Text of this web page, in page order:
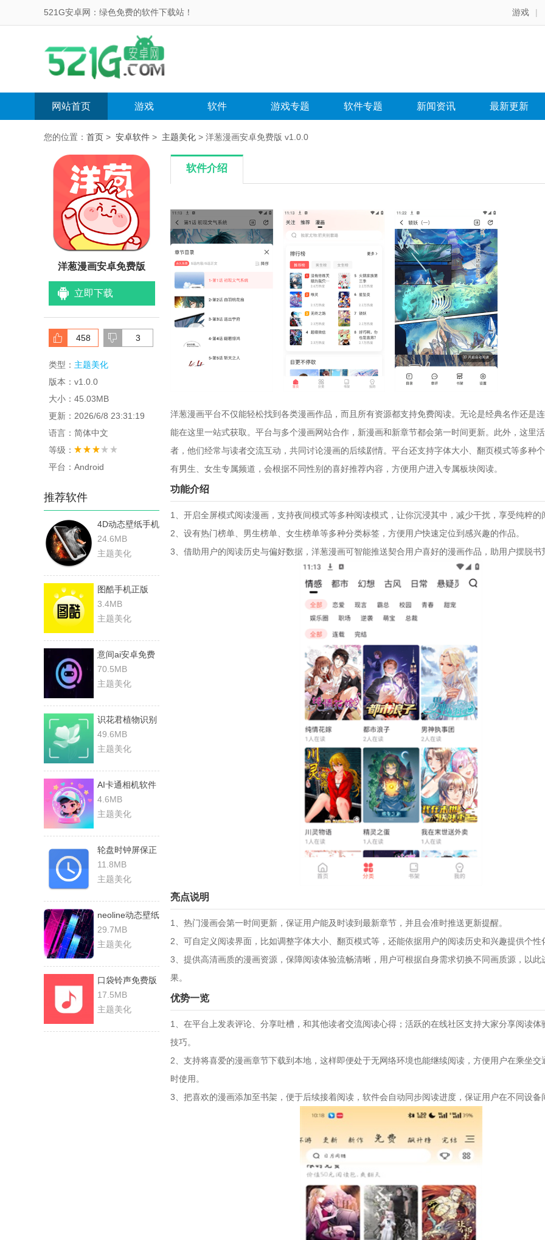
521G安卓网：绿色免费的软件下载站！ 游戏 |
网站首页 游戏 软件 游戏专题 软件专题 新闻资讯 最新更新
您的位置： 首页 > 安卓软件 > 主题美化 > 洋葱漫画安卓免费版 v1.0.0
洋葱漫画安卓免费版
立即下载
458 3
类型： 主题美化
版本：v1.0.0
大小：45.03MB
更新：2026/6/8 23:31:19
语言：简体中文
等级：
平台：Android
推荐软件
4D动态壁纸手机
版
24.6MB
主题美化
图酷手机正版
3.4MB
主题美化
意间ai安卓免费
版
70.5MB
主题美化
识花君植物识别
手机最新版
49.6MB
主题美化
AI卡通相机软件
直装版
4.6MB
主题美化
轮盘时钟屏保正
版
11.8MB
主题美化
neoline动态壁纸
手机正版
29.7MB
主题美化
口袋铃声免费版
17.5MB
主题美化
软件介绍
洋葱漫画平台不仅能轻松找到各类漫画作品，而且所有资源都支持免费阅读。无论是经典名作还是
能在这里一站式获取。平台与多个漫画网站合作，新漫画和新章节都会第一时间更新。此外，这里
者，他们经常与读者交流互动，共同讨论漫画的后续剧情。平台还支持字体大小、翻页模式等多种
有男生、女生专属频道，会根据不同性别的喜好推荐内容，方便用户进入专属板块阅读。
功能介绍
1、开启全屏模式阅读漫画，支持夜间模式等多种阅读模式，让你沉浸其中，减少干扰，享受纯粹的
2、设有热门榜单、男生榜单、女生榜单等多种分类标签，方便用户快速定位到感兴趣的作品。
3、借助用户的阅读历史与偏好数据，洋葱漫画可智能推送契合用户喜好的漫画作品，助用户摆脱书
亮点说明
1、热门漫画会第一时间更新，保证用户能及时读到最新章节，并且会准时推送更新提醒。
2、可自定义阅读界面，比如调整字体大小、翻页模式等，还能依据用户的阅读历史和兴趣提供个性
3、提供高清画质的漫画资源，保障阅读体验流畅清晰，用户可根据自身需求切换不同画质源，以此
果。
优势一览
1、在平台上发表评论、分享吐槽，和其他读者交流阅读心得；活跃的在线社区支持大家分享阅读体
技巧。
2、支持将喜爱的漫画章节下载到本地，这样即便处于无网络环境也能继续阅读，方便用户在乘坐交
时使用。
3、把喜欢的漫画添加至书架，便于后续接着阅读，软件会自动同步阅读进度，保证用户在不同设备